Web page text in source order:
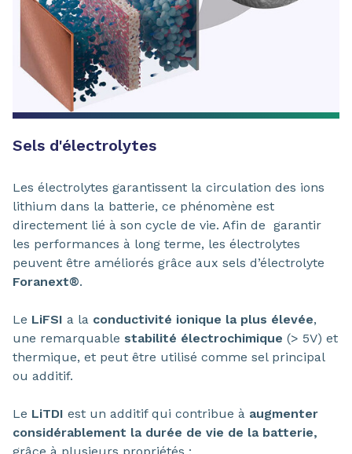
Sels d'électrolytes
Les électrolytes garantissent la circulation des ions
lithium dans la batterie, ce phénomène est
directement lié à son cycle de vie. Afin de garantir
les performances à long terme, les électrolytes
peuvent être améliorés grâce aux sels d’électrolyte
Foranext®.
Le LiFSI a la conductivité ionique la plus élevée,
une remarquable stabilité électrochimique (> 5V) et
thermique, et peut être utilisé comme sel principal
ou additif.
Le LiTDI est un additif qui contribue à augmenter
considérablement la durée de vie de la batterie,